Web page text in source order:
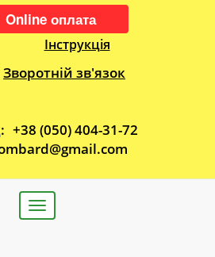
Online оплата
Інструкція
Зворотній зв'язок
+38 (050) 404-31-72
Toggle
navigation